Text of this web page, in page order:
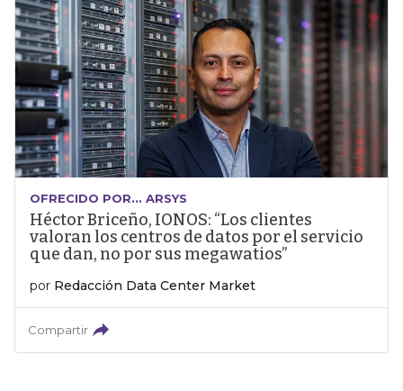
OFRECIDO POR... ARSYS
Héctor Briceño, IONOS: “Los clientes
valoran los centros de datos por el servicio
que dan, no por sus megawatios”
por Redacción Data Center Market
Compartir